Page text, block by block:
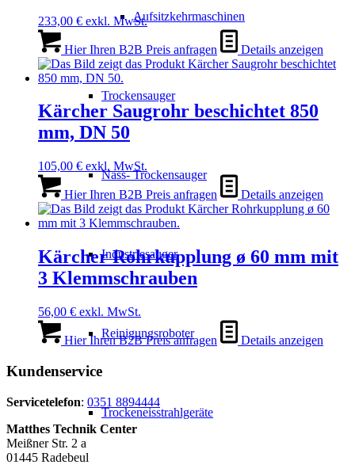
Aufsitzkehrmaschinen
Trockensauger
Nass- Trockensauger
Industriesauger
Reinigungsroboter
Trockeneisstrahlgeräte
233,00 € exkl. MwSt.
Hier Ihren B2B Preis anfragen Details anzeigen
Kärcher Saugrohr beschichtet 850
mm, DN 50
105,00 € exkl. MwSt.
Hier Ihren B2B Preis anfragen Details anzeigen
Kärcher Rohrkupplung ø 60 mm mit
3 Klemmschrauben
56,00 € exkl. MwSt.
Hier Ihren B2B Preis anfragen Details anzeigen
Kundenservice
Servicetelefon: 0351 8894444
Matthes Technik Center
Meißner Str. 2 a
01445 Radebeul